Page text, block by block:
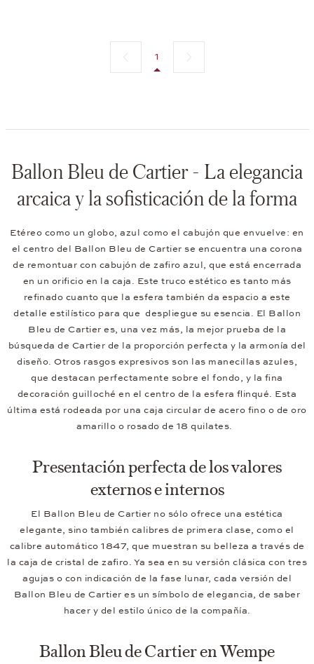
Página anterior
1
Ballon Bleu de Cartier - La elegancia
arcaica y la sofisticación de la forma
Etéreo como un globo, azul como el cabujón que envuelve: en
el centro del Ballon Bleu de Cartier se encuentra una corona
de remontuar con cabujón de zafiro azul, que está encerrada
en un orificio en la caja. Este truco estético es tanto más
refinado cuanto que la esfera también da espacio a este
detalle estilístico para que despliegue su esencia. El Ballon
Bleu de Cartier es, una vez más, la mejor prueba de la
búsqueda de Cartier de la proporción perfecta y la armonía del
diseño. Otros rasgos expresivos son las manecillas azules,
que destacan perfectamente sobre el fondo, y la fina
decoración guilloché en el centro de la esfera flinqué. Esta
última está rodeada por una caja circular de acero fino o de oro
amarillo o rosado de 18 quilates.
Presentación perfecta de los valores
externos e internos
El Ballon Bleu de Cartier no sólo ofrece una estética
elegante, sino también calibres de primera clase, como el
calibre automático 1847, que muestran su belleza a través de
la caja de cristal de zafiro. Ya sea en su versión clásica con tres
agujas o con indicación de la fase lunar, cada versión del
Ballon Bleu de Cartier es un símbolo de elegancia, de saber
hacer y del estilo único de la compañía.
Ballon Bleu de Cartier en Wempe